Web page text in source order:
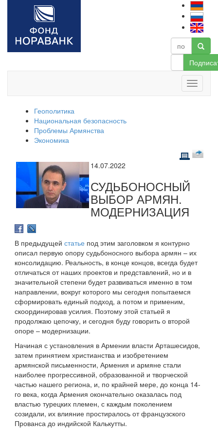
Геополитика
Национальная безопасность
Проблемы Армянства
Экономика
14.07.2022
СУДЬБОНОСНЫЙ
ВЫБОР АРМЯН.
МОДЕРНИЗАЦИЯ
В предыдущей статье под этим заголовком я контурно
описал первую опору судьбоносного выбора армян – их
консолидацию. Реальность, в конце концов, всегда будет
отличаться от наших проектов и представлений, но и в
значительной степени будет развиваться именно в том
направлении, вокруг которого мы сегодня попытаемся
сформировать единый подход, а потом и применим,
скоординировав усилия. Поэтому этой статьей я
продолжаю цепочку, и сегодня буду говорить о второй
опоре – модернизации.
Начиная с установления в Армении власти Арташесидов,
затем принятием христианства и изобретением
армянской письменности, Армения и армяне стали
наиболее прогрессивной, образованной и творческой
частью нашего региона, и, по крайней мере, до конца 14-
го века, когда Армения окончательно оказалась под
властью турецких племен, с каждым поколением
созидали, их влияние простиралось от французского
Прованса до индийской Калькутты.